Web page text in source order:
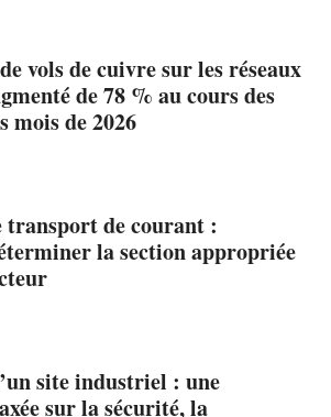
vols de cuivre sur les réseaux
de 78 % au cours des
mois de 2026
transport de courant :
la section appropriée
site industriel : une
sur la sécurité, la